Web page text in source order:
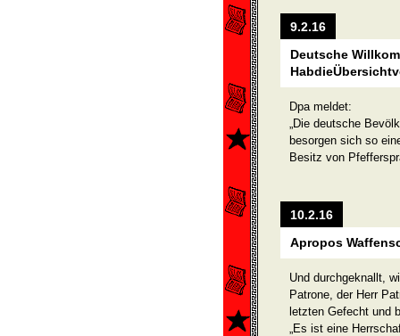
9.2.16
Deutsche
Dpa meldet:
„Die deutsche
besorgen sich so
Besitz von
10.2.16
Apropos
Und durchgeknallt,
Patrone, der Herr
letzten Gefecht und
„Es ist eine